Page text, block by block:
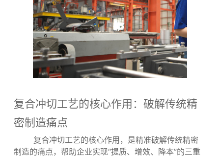
效实现从板材到半成品或成品的成型。需要注意的是，
它并非简单的工序叠加，而是结合精密件的结构需求，
依托高精度模具与数控控制系统，确保每一道加工工序
的精度与连贯性，有效规避多工序转序带来的误差，是
中小批量、多规格精密件加工的优方案之一。